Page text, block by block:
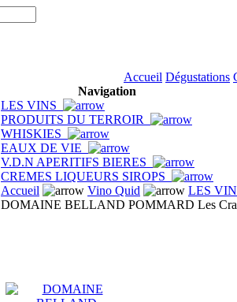
Accueil Dégustations
Navigation
LES VINS
PRODUITS DU TERROIR
WHISKIES
EAUX DE VIE
V.D.N APERITIFS BIERES
CREMES LIQUEURS SIROPS
Accueil
Vino Quid
LES
DOMAINE BELLAND POMMARD Les